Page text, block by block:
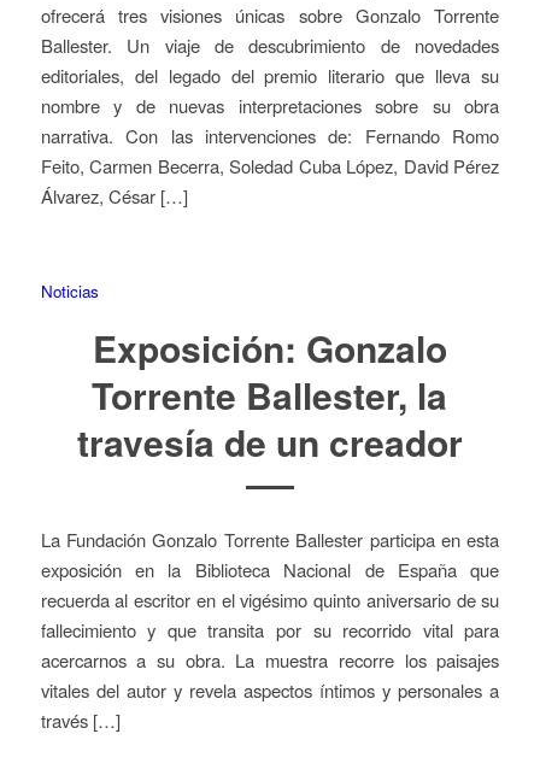
ofrecerá tres visiones únicas sobre Gonzalo Torrente
Ballester. Un viaje de descubrimiento de novedades
editoriales, del legado del premio literario que lleva su
nombre y de nuevas interpretaciones sobre su obra
narrativa. Con las intervenciones de: Fernando Romo
Feito, Carmen Becerra, Soledad Cuba López, David Pérez
Álvarez, César […]
Noticias
Exposición: Gonzalo
Torrente Ballester, la
travesía de un creador
La Fundación Gonzalo Torrente Ballester participa en esta
exposición en la Biblioteca Nacional de España que
recuerda al escritor en el vigésimo quinto aniversario de su
fallecimiento y que transita por su recorrido vital para
acercarnos a su obra. La muestra recorre los paisajes
vitales del autor y revela aspectos íntimos y personales a
través […]